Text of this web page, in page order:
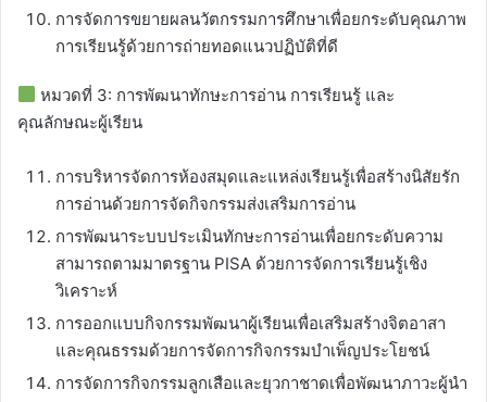
การจัดการขยายผลนวัตกรรมการศึกษาเพื่อยกระดับคุณภาพ
การเรียนรู้ด้วยการถ่ายทอดแนวปฏิบัติที่ดี
หมวดที่ 3: การพัฒนาทักษะการอ่าน การเรียนรู้ และ
คุณลักษณะผู้เรียน
การบริหารจัดการห้องสมุดและแหล่งเรียนรู้เพื่อสร้างนิสัยรัก
การอ่านด้วยการจัดกิจกรรมส่งเสริมการอ่าน
การพัฒนาระบบประเมินทักษะการอ่านเพื่อยกระดับความ
สามารถตามมาตรฐาน PISA ด้วยการจัดการเรียนรู้เชิง
วิเคราะห์
การออกแบบกิจกรรมพัฒนาผู้เรียนเพื่อเสริมสร้างจิตอาสา
และคุณธรรมด้วยการจัดการกิจกรรมบำเพ็ญประโยชน์
การจัดการกิจกรรมลูกเสือและยุวกาชาดเพื่อพัฒนาภาวะผู้นำ